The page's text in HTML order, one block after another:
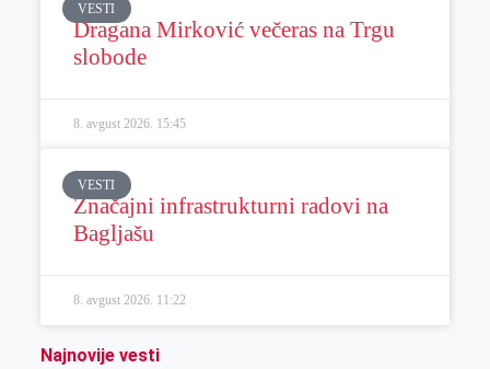
VESTI
Dragana Mirković večeras na Trgu
slobode
8. avgust 2026. 15:45
VESTI
Značajni infrastrukturni radovi na
Bagljašu
8. avgust 2026. 11:22
Najnovije vesti